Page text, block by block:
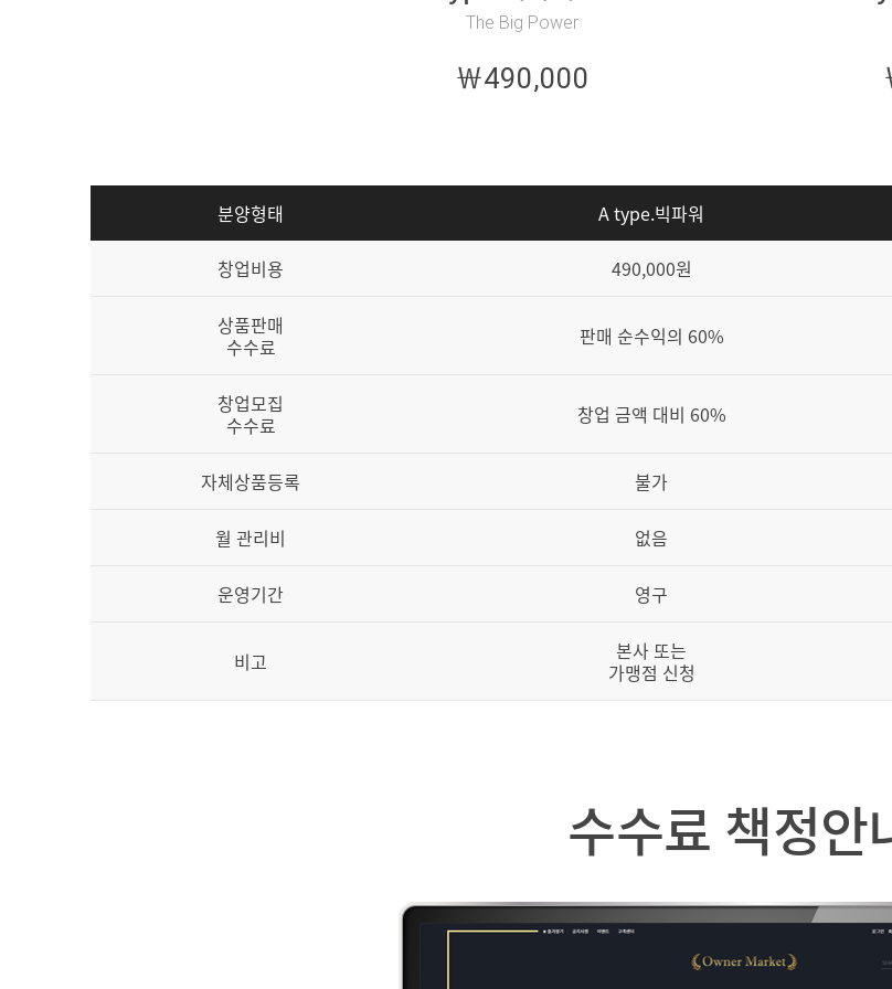
The Big Power
￦490,000
분양형태 A type.빅파워
창업비용 490,000원
상품판매
수수료
판매 순수익의 60%
창업모집
수수료
창업 금액 대비 60%
자체상품등록 불가
월 관리비 없음
운영기간 영구
비고
본사 또는
가맹점 신청
수수료 책정안